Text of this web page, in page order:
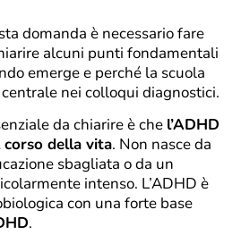
domanda è necessario fare
alcuni punti fondamentali
emerge e perché la scuola
nei colloqui diagnostici.
da chiarire è che l’ADHD
corso della vita. Non nasce da
sbagliata o da un
intenso. L’ADHD è
con una forte base
.